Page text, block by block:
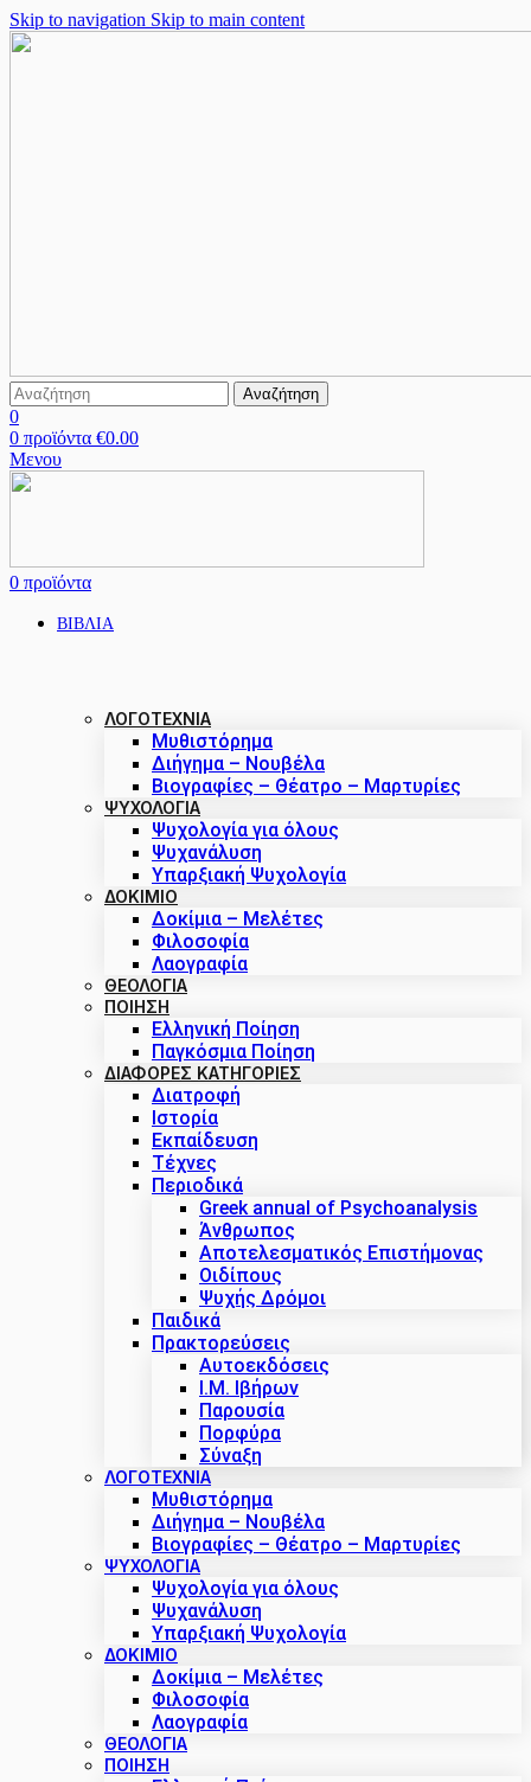
Skip to navigation Skip to main content
Αναζήτηση
0
0 προϊόντα €0.00
Μενου
0 προϊόντα
ΒΙΒΛΙΑ
ΛΟΓΟΤΕΧΝΙΑ
Μυθιστόρημα
Διήγημα – Νουβέλα
Βιογραφίες – Θέατρο – Μαρτυρίες
ΨΥΧΟΛΟΓΙΑ
Ψυχολογία για όλους
Ψυχανάλυση
Υπαρξιακή Ψυχολογία
ΔΟΚΊΜΙΟ
Δοκίμια – Μελέτες
Φιλοσοφία
Λαογραφία
ΘΕΟΛΟΓΙΑ
ΠΟΙΗΣΗ
Ελληνική Ποίηση
Παγκόσμια Ποίηση
ΔΙΑΦΟΡΕΣ ΚΑΤΗΓΟΡΙΕΣ
Διατροφή
Ιστορία
Εκπαίδευση
Τέχνες
Περιοδικά
Greek annual of Psychoanalysis
Άνθρωπος
Αποτελεσματικός Επιστήμονας
Οιδίπους
Ψυχής Δρόμοι
Παιδικά
Πρακτoρεύσεις
Αυτοεκδόσεις
Ι.Μ. Ιβήρων
Παρουσία
Πορφύρα
Σύναξη
ΛΟΓΟΤΕΧΝΙΑ
Μυθιστόρημα
Διήγημα – Νουβέλα
Βιογραφίες – Θέατρο – Μαρτυρίες
ΨΥΧΟΛΟΓΙΑ
Ψυχολογία για όλους
Ψυχανάλυση
Υπαρξιακή Ψυχολογία
ΔΟΚΊΜΙΟ
Δοκίμια – Μελέτες
Φιλοσοφία
Λαογραφία
ΘΕΟΛΟΓΙΑ
ΠΟΙΗΣΗ